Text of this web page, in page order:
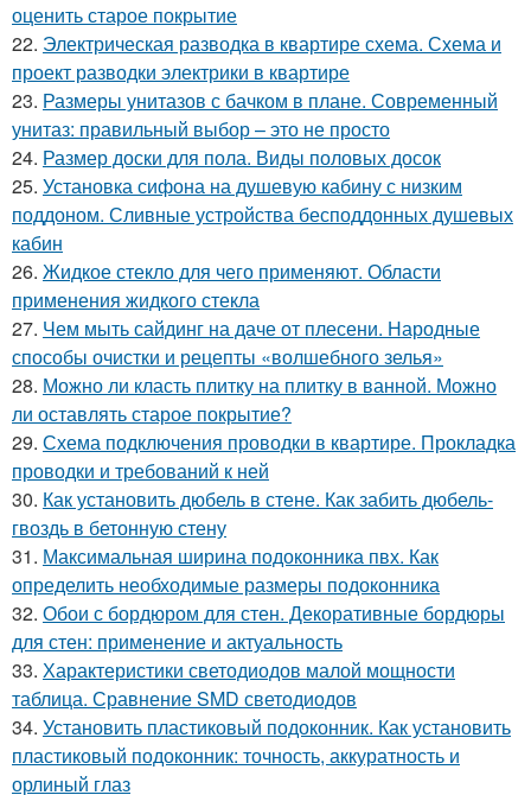
оценить старое покрытие
22. Электрическая разводка в квартире схема. Схема и
проект разводки электрики в квартире
23. Размеры унитазов с бачком в плане. Современный
унитаз: правильный выбор – это не просто
24. Размер доски для пола. Виды половых досок
25. Установка сифона на душевую кабину с низким
поддоном. Сливные устройства бесподдонных душевых
кабин
26. Жидкое стекло для чего применяют. Области
применения жидкого стекла
27. Чем мыть сайдинг на даче от плесени. Народные
способы очистки и рецепты «волшебного зелья»
28. Можно ли класть плитку на плитку в ванной. Можно
ли оставлять старое покрытие?
29. Схема подключения проводки в квартире. Прокладка
проводки и требований к ней
30. Как установить дюбель в стене. Как забить дюбель-
гвоздь в бетонную стену
31. Максимальная ширина подоконника пвх. Как
определить необходимые размеры подоконника
32. Обои с бордюром для стен. Декоративные бордюры
для стен: применение и актуальность
33. Характеристики светодиодов малой мощности
таблица. Сравнение SMD светодиодов
34. Установить пластиковый подоконник. Как установить
пластиковый подоконник: точность, аккуратность и
орлиный глаз